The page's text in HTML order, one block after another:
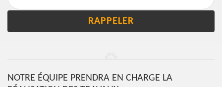
NOTRE ÉQUIPE PRENDRA EN CHARGE LA